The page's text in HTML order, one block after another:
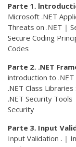
Parte 1.
Microsoft .NET
Threats on .NET |
Secure Coding
Codes
Parte 2. .NET
introduction to
.NET Class
.NET Security
Security
Parte 3. Input
Input Validation . |